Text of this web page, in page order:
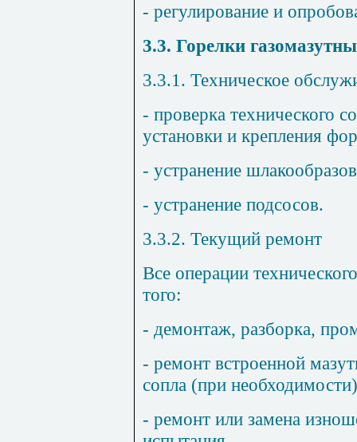
- регулирование и
3.3. Горелки
3.3.1. Техническое
- проверка технического
установки и крепления
- устранение
- устранение подсосов.
3.3.2. Текущий ремонт
Все операции
того:
- демонтаж, разборка,
- ремонт встроенной
сопла (при
- ремонт или замена